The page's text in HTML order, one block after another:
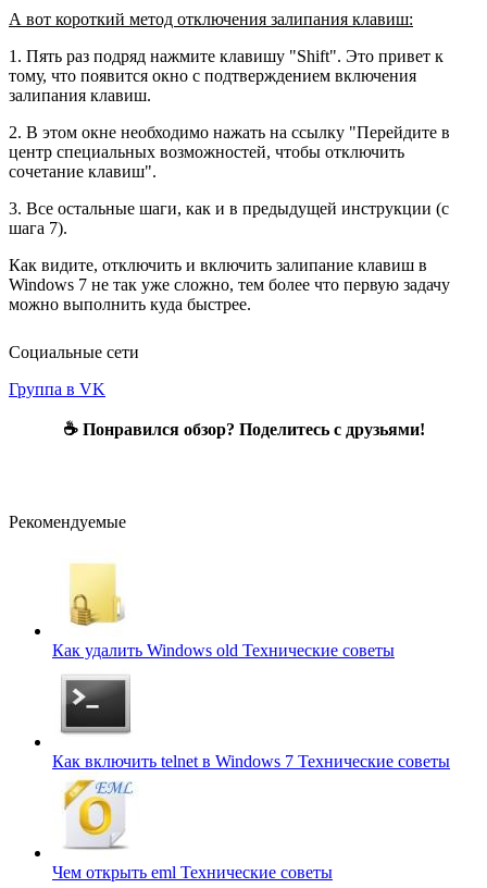
А вот короткий метод отключения залипания клавиш:
1. Пять раз подряд нажмите клавишу "Shift". Это привет к
тому, что появится окно с подтверждением включения
залипания клавиш.
2. В этом окне необходимо нажать на ссылку "Перейдите в
центр специальных возможностей, чтобы отключить
сочетание клавиш".
3. Все остальные шаги, как и в предыдущей инструкции (с
шага 7).
Как видите, отключить и включить залипание клавиш в
Windows 7 не так уже сложно, тем более что первую задачу
можно выполнить куда быстрее.
Социальные сети
Группа в VK
☕ Понравился обзор? Поделитесь с друзьями!
Рекомендуемые
Как удалить Windows old Технические советы
Как включить telnet в Windows 7 Технические советы
Чем открыть eml Технические советы